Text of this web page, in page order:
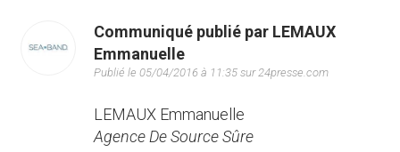
Communiqué publié par LEMAUX
Emmanuelle
Publié le 05/04/2016 à 11:35 sur 24presse.com
LEMAUX Emmanuelle
Agence De Source Sûre